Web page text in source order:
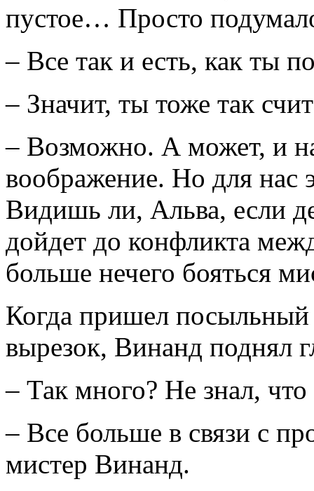
пустое… Просто
– Все так и есть, как ты
– Значит, ты тоже так
– Возможно. А может, и
воображение. Но для нас
Видишь ли, Альва, если
дойдет до конфликта
больше нечего бояться
Когда пришел посыльный
вырезок, Винанд поднял
– Так много? Не знал,
– Все больше в связи с
мистер Винанд.